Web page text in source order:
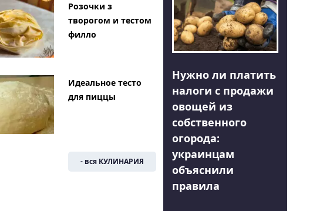
Розочки з
творогом и тестом
филло
Идеальное тесто
для пиццы
- вся КУЛИНАРИЯ
Нужно ли платить
налоги с продажи
овощей из
собственного
огорода:
украинцам
объяснили
правила